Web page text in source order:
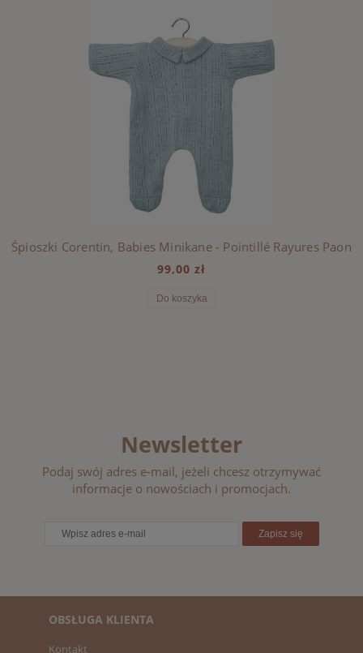
Śpioszki Corentin, Babies Minikane - Pointillé Rayures Paon
99,00 zł
Do koszyka
Newsletter
Podaj swój adres e-mail, jeżeli chcesz otrzymywać
informacje o nowościach i promocjach.
Zapisz się
OBSŁUGA KLIENTA
Kontakt